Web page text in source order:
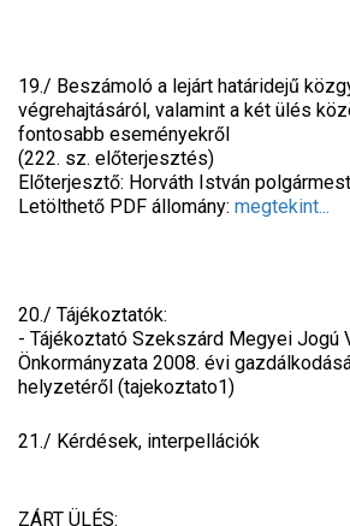
19./ Beszámoló a lejárt határidejű
végrehajtásáról, valamint a két ülés
fontosabb eseményekről
(222. sz. előterjesztés)
Előterjesztő: Horváth István
Letölthető PDF állomány: megtekint...
20./ Tájékoztatók:
- Tájékoztató Szekszárd Megyei Jogú
Önkormányzata 2008. évi
helyzetéről (tajekoztato1)
21./ Kérdések, interpellációk
ZÁRT ÜLÉS: